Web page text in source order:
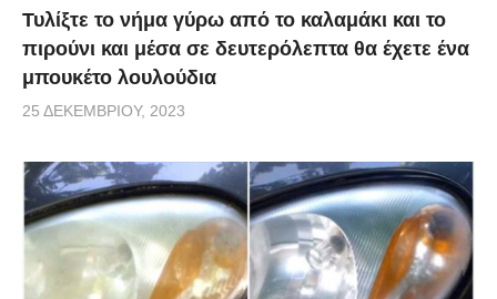
Τυλίξτε το νήμα γύρω από το καλαμάκι και το
πιρούνι και μέσα σε δευτερόλεπτα θα έχετε ένα
μπουκέτο λουλούδια
25 ΔΕΚΕΜΒΡΊΟΥ, 2023